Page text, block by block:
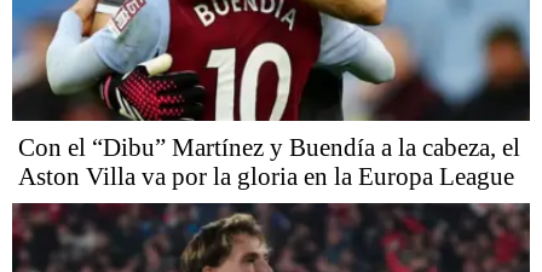
Con el “Dibu” Martínez y Buendía a la cabeza, el
Aston Villa va por la gloria en la Europa League